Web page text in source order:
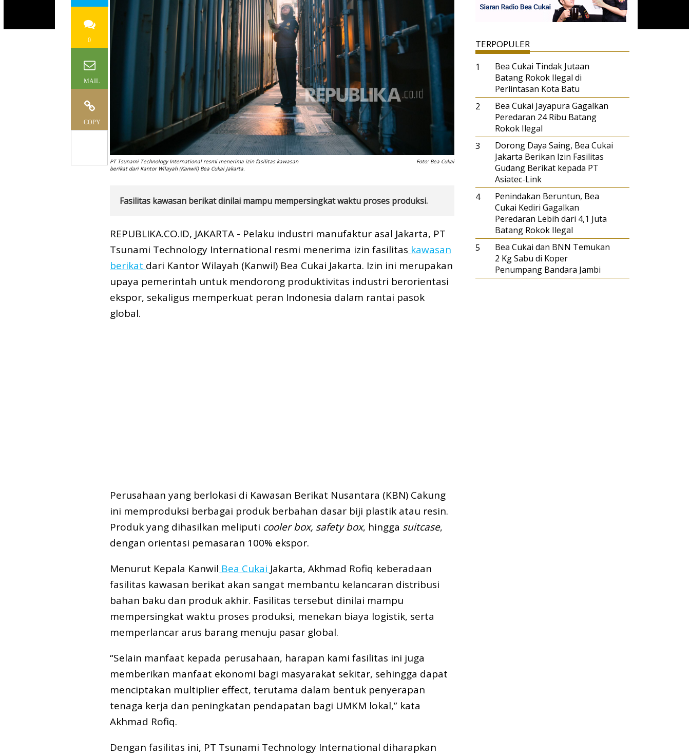
0
MAIL
COPY
PT Tsunami Technology International resmi menerima izin fasilitas kawasan
berikat dari Kantor Wilayah (Kanwil) Bea Cukai Jakarta.
Foto: Bea Cukai
Fasilitas kawasan berikat dinilai mampu mempersingkat waktu proses produksi.
REPUBLIKA.CO.ID, JAKARTA - Pelaku industri manufaktur asal Jakarta, PT
Tsunami Technology International resmi menerima izin fasilitas kawasan
berikat dari Kantor Wilayah (Kanwil) Bea Cukai Jakarta. Izin ini merupakan
upaya pemerintah untuk mendorong produktivitas industri berorientasi
ekspor, sekaligus memperkuat peran Indonesia dalam rantai pasok
global.
Perusahaan yang berlokasi di Kawasan Berikat Nusantara (KBN) Cakung
ini memproduksi berbagai produk berbahan dasar biji plastik atau resin.
Produk yang dihasilkan meliputi cooler box, safety box, hingga suitcase,
dengan orientasi pemasaran 100% ekspor.
Menurut Kepala Kanwil Bea Cukai Jakarta, Akhmad Rofiq keberadaan
fasilitas kawasan berikat akan sangat membantu kelancaran distribusi
bahan baku dan produk akhir. Fasilitas tersebut dinilai mampu
mempersingkat waktu proses produksi, menekan biaya logistik, serta
memperlancar arus barang menuju pasar global.
“Selain manfaat kepada perusahaan, harapan kami fasilitas ini juga
memberikan manfaat ekonomi bagi masyarakat sekitar, sehingga dapat
menciptakan multiplier effect, terutama dalam bentuk penyerapan
tenaga kerja dan peningkatan pendapatan bagi UMKM lokal,” kata
Akhmad Rofiq.
Dengan fasilitas ini, PT Tsunami Technology International diharapkan
TERPOPULER
1
Bea Cukai Tindak Jutaan
Batang Rokok Ilegal di
Perlintasan Kota Batu
2
Bea Cukai Jayapura Gagalkan
Peredaran 24 Ribu Batang
Rokok Ilegal
3
Dorong Daya Saing, Bea Cukai
Jakarta Berikan Izin Fasilitas
Gudang Berikat kepada PT
Asiatec-Link
4
Penindakan Beruntun, Bea
Cukai Kediri Gagalkan
Peredaran Lebih dari 4,1 Juta
Batang Rokok Ilegal
5
Bea Cukai dan BNN Temukan
2 Kg Sabu di Koper
Penumpang Bandara Jambi